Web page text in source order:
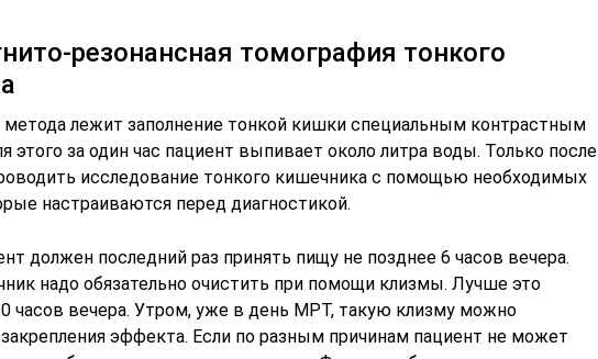
резонансная томография тонкого
метода лежит заполнение тонкой кишки специальным контрастным
этого за один час пациент выпивает около литра воды. Только после
исследование тонкого кишечника с помощью необходимых
настраиваются перед диагностикой.
должен последний раз принять пищу не позднее 6 часов вечера.
надо обязательно очистить при помощи клизмы. Лучше это
часов вечера. Утром, уже в день МРТ, такую клизму можно
эффекта. Если по разным причинам пациент не может